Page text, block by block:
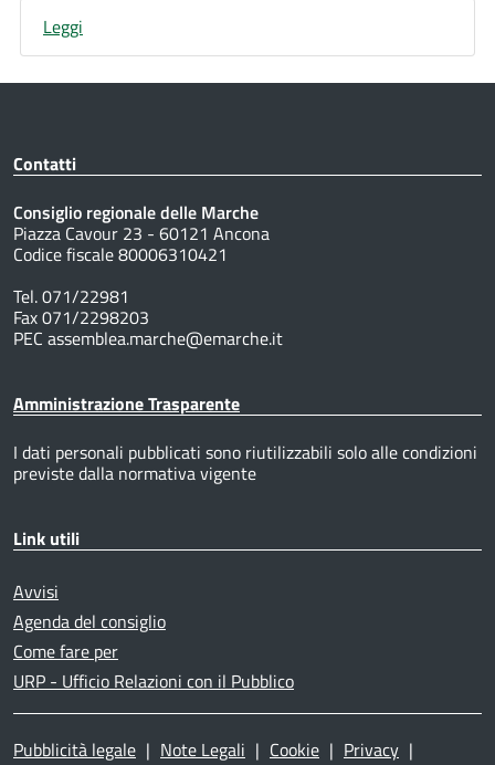
Leggi
Contatti
Consiglio regionale delle Marche
Piazza Cavour 23 - 60121 Ancona
Codice fiscale 80006310421
Tel. 071/22981
Fax 071/2298203
PEC assemblea.marche@emarche.it
Amministrazione Trasparente
I dati personali pubblicati sono riutilizzabili solo alle condizioni
previste dalla normativa vigente
Link utili
Avvisi
Agenda del consiglio
Come fare per
URP - Ufficio Relazioni con il Pubblico
Pubblicità legale | Note Legali | Cookie | Privacy |